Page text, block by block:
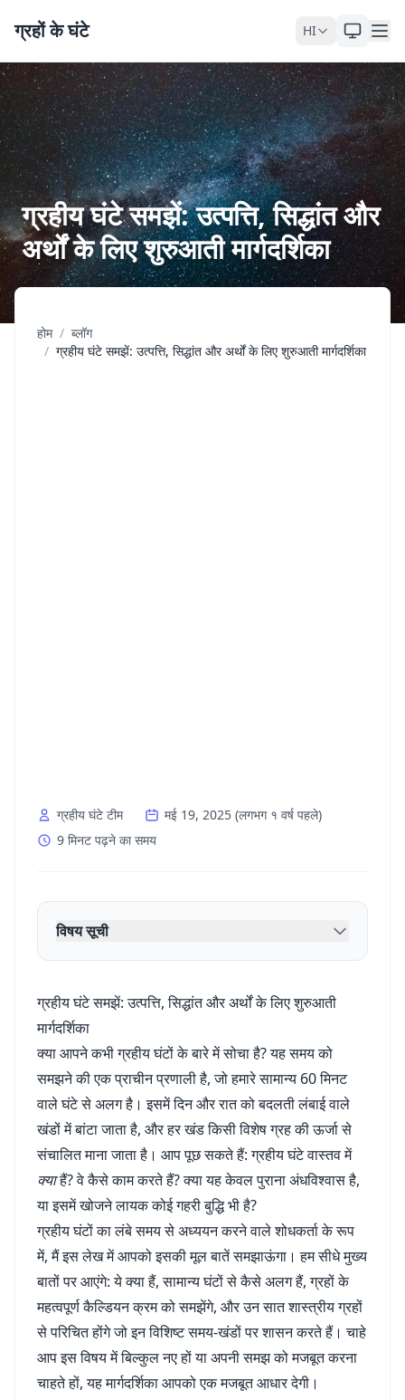
Skip to content
ग्रहों के घंटे HI
ग्रहीय घंटे समझें: उत्पत्ति, सिद्धांत और
अर्थों के लिए शुरुआती मार्गदर्शिका
होम / ब्लॉग
/ ग्रहीय घंटे समझें: उत्पत्ति, सिद्धांत और अर्थों के लिए शुरुआती मार्गदर्शिका
ग्रहीय घंटे टीम मई 19, 2025 (लगभग १ वर्ष पहले)
9 मिनट पढ़ने का समय
विषय सूची
ग्रहीय घंटे समझें: उत्पत्ति, सिद्धांत और अर्थों के लिए शुरुआती
मार्गदर्शिका
क्या आपने कभी ग्रहीय घंटों के बारे में सोचा है? यह समय को
समझने की एक प्राचीन प्रणाली है, जो हमारे सामान्य 60 मिनट
वाले घंटे से अलग है। इसमें दिन और रात को बदलती लंबाई वाले
खंडों में बांटा जाता है, और हर खंड किसी विशेष ग्रह की ऊर्जा से
संचालित माना जाता है। आप पूछ सकते हैं: ग्रहीय घंटे वास्तव में
क्याहैं? वे कैसे काम करते हैं? क्या यह केवल पुराना अंधविश्वास है,
या इसमें खोजने लायक कोई गहरी बुद्धि भी है?
ग्रहीय घंटों का लंबे समय से अध्ययन करने वाले शोधकर्ता के रूप
में, मैं इस लेख में आपको इसकी मूल बातें समझाऊंगा। हम सीधे मुख्य
बातों पर आएंगे: ये क्या हैं, सामान्य घंटों से कैसे अलग हैं, ग्रहों के
महत्वपूर्ण कैल्डियन क्रम को समझेंगे, और उन सात शास्त्रीय ग्रहों
से परिचित होंगे जो इन विशिष्ट समय-खंडों पर शासन करते हैं। चाहे
आप इस विषय में बिल्कुल नए हों या अपनी समझ को मजबूत करना
चाहते हों, यह मार्गदर्शिका आपको एक मजबूत आधार देगी।